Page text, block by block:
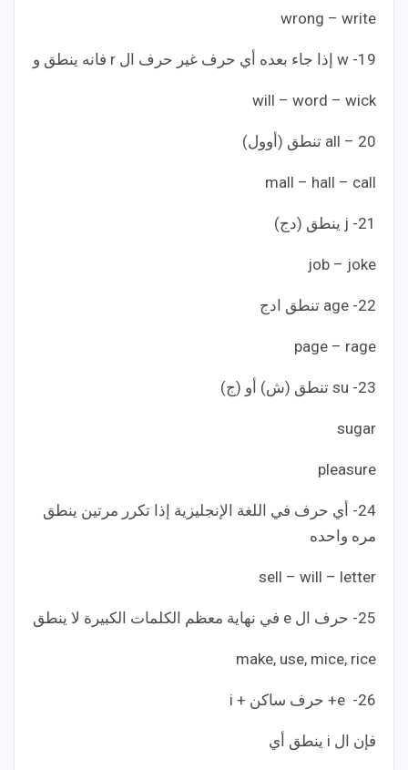
wrong – write
19- w إذا جاء بعده أي حرف غير حرف ال r فانه ينطق و
will – word – wick
20 – all تنطق (أوول)
mall – hall – call
21- j ينطق (دج)
job – joke
22- age تنطق ادج
page – rage
23- su تنطق (ش) أو (ج)
sugar
pleasure
24- أي حرف في اللغة الإنجليزية إذا تكرر مرتين ينطق
مره واحده
sell – will – letter
25- حرف ال e في نهاية معظم الكلمات الكبيرة لا ينطق
make, use, mice, rice
26- e+ حرف ساكن + i
فإن ال i ينطق أي